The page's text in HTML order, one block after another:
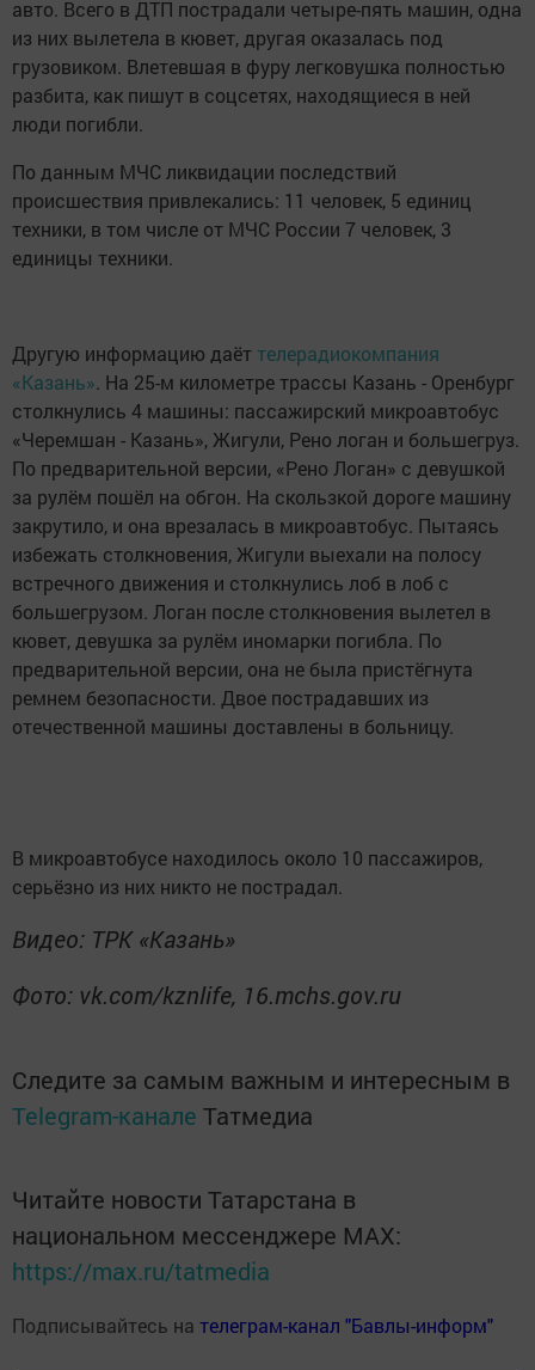
авто. Всего в ДТП пострадали четыре-пять машин, одна
из них вылетела в кювет, другая оказалась под
грузовиком. Влетевшая в фуру легковушка полностью
разбита, как пишут в соцсетях, находящиеся в ней
люди погибли.
По данным МЧС ликвидации последствий
происшествия привлекались: 11 человек, 5 единиц
техники, в том числе от МЧС России 7 человек, 3
единицы техники.
Другую информацию даёттелерадиокомпания
«Казань». На 25-м километре трассы Казань - Оренбург
столкнулись 4 машины: пассажирский микроавтобус
«Черемшан - Казань», Жигули, Рено логан и большегруз.
По предварительной версии, «Рено Логан» с девушкой
за рулём пошёл на обгон. На скользкой дороге машину
закрутило, и она врезалась в микроавтобус. Пытаясь
избежать столкновения, Жигули выехали на полосу
встречного движения и столкнулись лоб в лоб с
большегрузом. Логан после столкновения вылетел в
кювет, девушка за рулём иномарки погибла. По
предварительной версии, она не была пристёгнута
ремнем безопасности. Двое пострадавших из
отечественной машины доставлены в больницу.
В микроавтобусе находилось около 10 пассажиров,
серьёзно из них никто не пострадал.
Видео: ТРК «Казань»
Фото: vk.com/kznlife, 16.mchs.gov.ru
Следите за самым важным и интересным в
Telegram-канале Татмедиа
Читайте новости Татарстана в
национальном мессенджере MАХ:
https://max.ru/tatmedia
Подписывайтесь на телеграм-канал "Бавлы-информ"